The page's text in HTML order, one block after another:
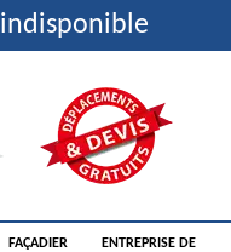
indisponible
FAÇADIER
ENTREPRISE DE